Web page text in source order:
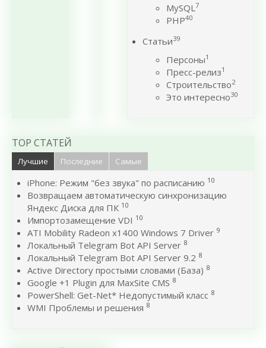
MySQL7
PHP40
Статьи39
Персоны1
Пресс-релиз1
Строительство2
Это интересно30
TOP СТАТЕЙ
Лучшие Последние Самые
iPhone: Режим "без звука" по расписанию 10
Возвращаем автоматическую синхронизацию
Яндекс Диска для ПК 10
Импортозамещение VDI 10
ATI Mobility Radeon x1400 Windows 7 Driver 9
Локальный Telegram Bot API Server 8
Локальный Telegram Bot API Server 9.2 8
Active Directory простыми словами (База) 8
Google +1 Plugin для MaxSite CMS 8
PowerShell: Get-Net* Недопустимый класс 8
WMI Проблемы и решения 8